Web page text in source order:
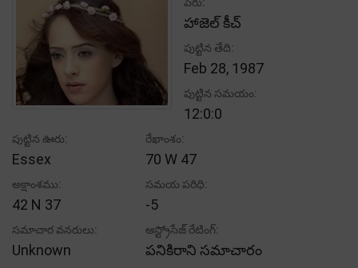
పేరు:
హాజెల్ కీచ్
పుట్టిన తేది:
Feb 28, 1987
పుట్టిన సమయం:
12:0:0
పుట్టిన ఊరు:
Essex
రేఖాంశం:
70 W 47
అక్షాంశము:
42 N 37
సమయ పరిధి:
-5
సమాచార వనరులు:
Unknown
ఆస్ట్రోసేజ్ రేటింగ్:
పనికిరాని సమాచారం